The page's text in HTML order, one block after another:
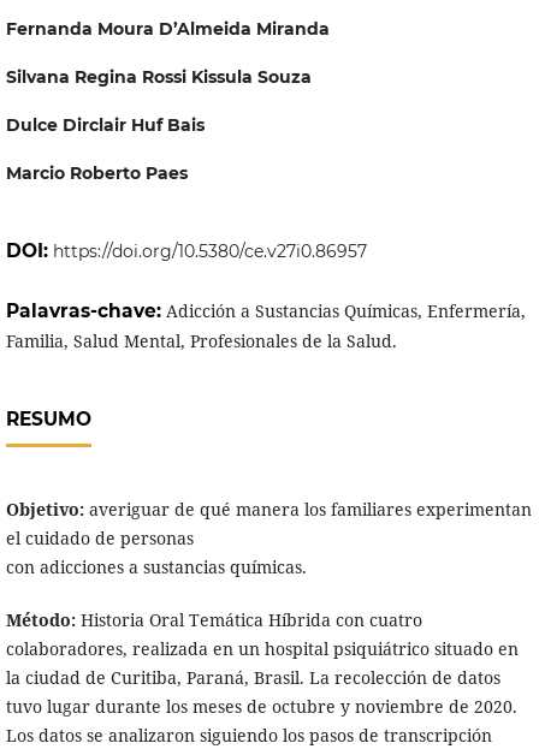
Fernanda Moura D’Almeida Miranda
Silvana Regina Rossi Kissula Souza
Dulce Dirclair Huf Bais
Marcio Roberto Paes
DOI: https://doi.org/10.5380/ce.v27i0.86957
Palavras-chave: Adicción a Sustancias Químicas, Enfermería,
Familia, Salud Mental, Profesionales de la Salud.
RESUMO
Objetivo:averiguar de qué manera los familiares experimentan
el cuidado de personas
con adicciones a sustancias químicas.
Método:Historia Oral Temática Híbrida con cuatro
colaboradores, realizada en un hospital psiquiátrico situado en
la ciudad de Curitiba, Paraná, Brasil. La recolección de datos
tuvo lugar durante los meses de octubre y noviembre de 2020.
Los datos se analizaron siguiendo los pasos de transcripción